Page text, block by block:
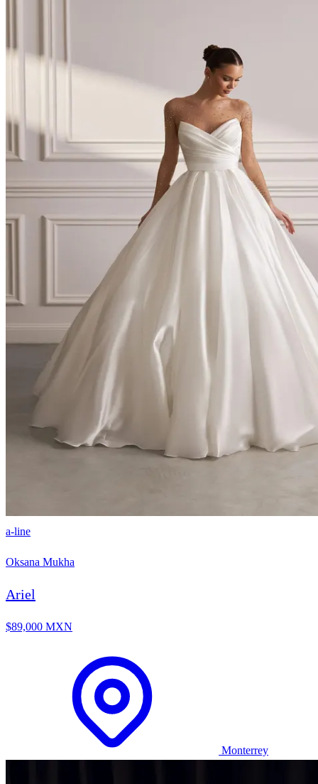
a-line
Oksana Mukha
Ariel
$89,000 MXN
Monterrey